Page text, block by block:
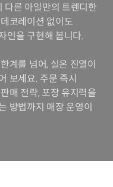
다른 아일만의 트렌디한
코레이션 없이도
인을 구현해 봅니다.
계를 넘어, 실온 진열이
보세요. 주문 즉시
매 전략, 포장 유지력을
방법까지 매장 운영이